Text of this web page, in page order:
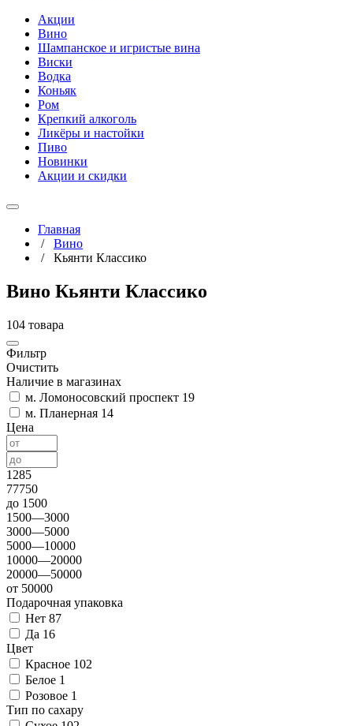
Акции
Вино
Шампанское и игристые вина
Виски
Водка
Коньяк
Ром
Крепкий алкоголь
Ликёры и настойки
Пиво
Новинки
Акции и скидки
Главная
/ Вино
/ Кьянти Классико
Вино Кьянти Классико
104 товара
Фильтр
Очистить
Наличие в магазинах
м. Ломоносовский проспект 19
м. Планерная 14
Цена
1285
77750
до 1500
1500—3000
3000—5000
5000—10000
10000—20000
20000—50000
от 50000
Подарочная упаковка
Нет 87
Да 16
Цвет
Красное 102
Белое 1
Розовое 1
Тип по сахару